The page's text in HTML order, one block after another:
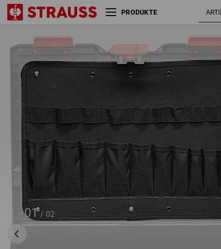
PRODUKTE
01 / 02
Werkzeugtafel STRAUSSbox